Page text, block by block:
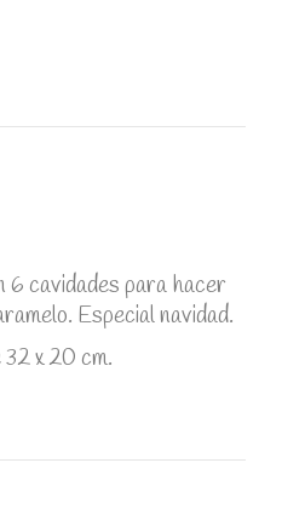
cavidades para hacer
Especial navidad.
32 x 20 cm.